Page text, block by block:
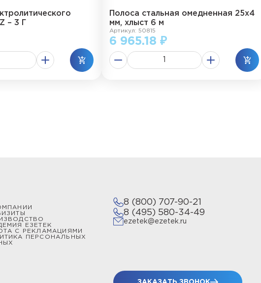
– 3 Г
Полоса стальная омедненная 25х4
мм, хлыст 6 м
Артикул: 50815
6 965.18 ₽
ЕЗЕТЕК
С РЕКЛАМАЦИЯМИ
ПЕРСОНАЛЬНЫХ
8 (800) 707-90-21
8 (495) 580-34-49
ezetek@ezetek.ru